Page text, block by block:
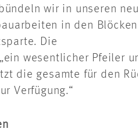
wir in unseren
in den
Die
wesentlicher Pfeiler
die gesamte für den
Verfügung.“